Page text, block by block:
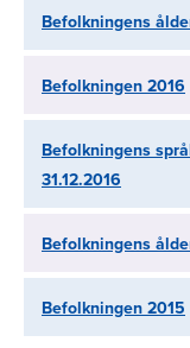
Befolkningens
Befolkningen 2016
Befolkningens
31.12.2016
Befolkningens
Befolkningen 2015